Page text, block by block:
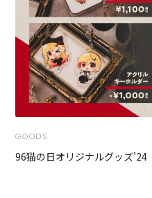
GOODS
96猫の日オリジナルグッズ’24